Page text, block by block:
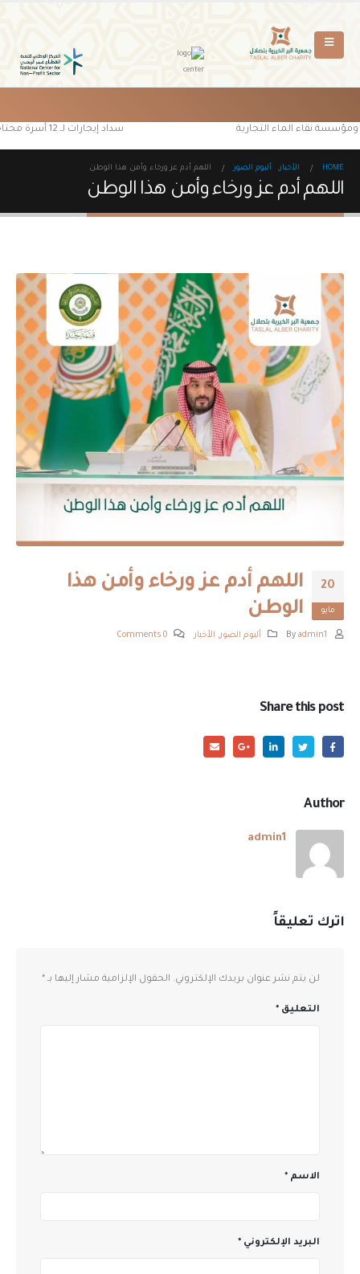
سداد إيجارات لـ 12 أسرة محتاجة من مستفيدي جمعية البر الخيرية بتصلال ومؤسسة نقاء الماء التجارية
HOME الأخبار, ألبوم الصور اللهم أدم عز ورخاء وأمن هذا الوطن
اللهم أدم عز ورخاء وأمن هذا الوطن
20
مايو
اللهم أدم عز ورخاء وأمن هذا
الوطن
admin1 ألبوم الصور, الأخبار 0 Comments
Share this post
Author
admin1
اترك تعليقاً
لن يتم نشر عنوان بريدك الإلكتروني. الحقول الإلزامية مشار إليها بـ *
التعليق *
الاسم *
البريد الإلكتروني *